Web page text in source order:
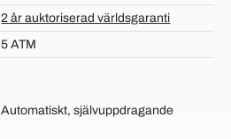
2 år auktoriserad världsgaranti
5 ATM
Automatiskt, självuppdragande